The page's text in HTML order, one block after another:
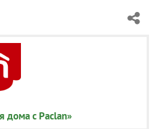
дома с Paclan»